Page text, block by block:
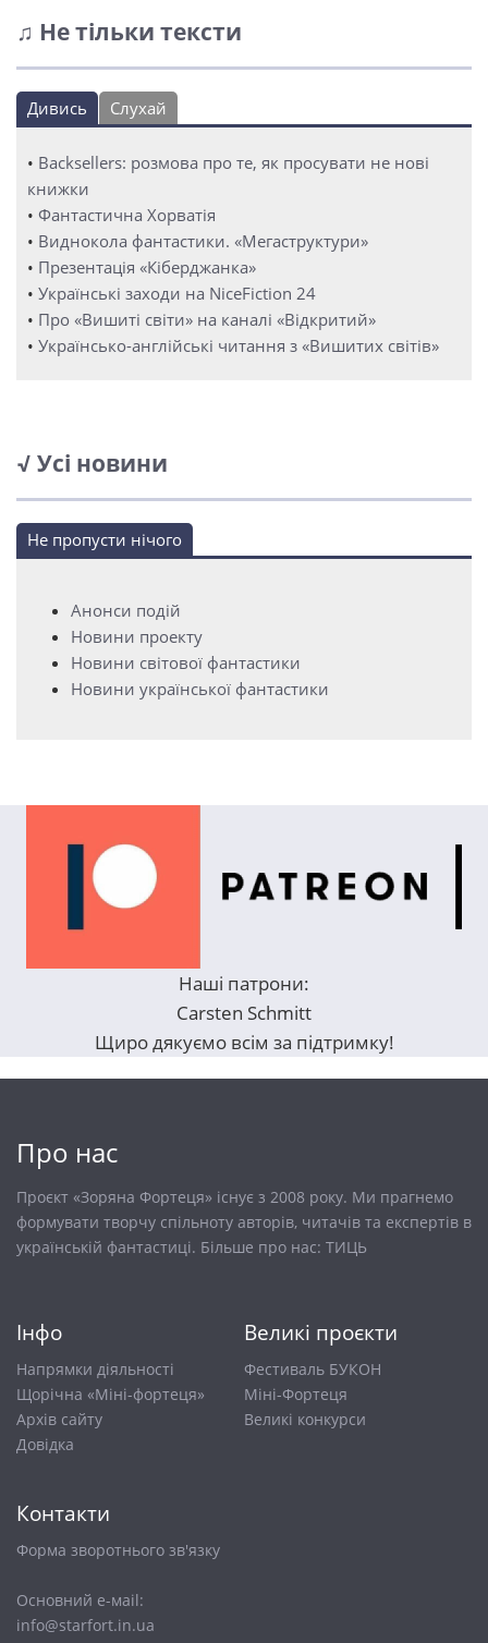
♫ Не тільки тексти
Дивись Слухай
• Backsellers: розмова про те, як просувати не нові
книжки
• Фантастична Хорватія
• Виднокола фантастики. «Мегаструктури»
• Презентація «Кіберджанка»
• Українські заходи на NiceFiction 24
• Про «Вишиті світи» на каналі «Відкритий»
• Українсько-англійські читання з «Вишитих світів»
√ Усі новини
Не пропусти нічого
Анонси подій
Новини проекту
Новини світової фантастики
Новини української фантастики
Наші патрони:
Carsten Schmitt
Щиро дякуємо всім за підтримку!
Про нас
Проєкт «Зоряна Фортеця» існує з 2008 року. Ми прагнемо
формувати творчу спільноту авторів, читачів та експертів в
українській фантастиці. Більше про нас: ТИЦЬ
Інфо
Напрямки діяльності
Щорічна «Міні-фортеця»
Архів сайту
Довiдка
Великі проєкти
Фестиваль БУКОН
Міні-Фортеця
Великі конкурси
Контакти
Форма зворотнього зв'язку
Основний е-маіl:
info@starfort.in.ua